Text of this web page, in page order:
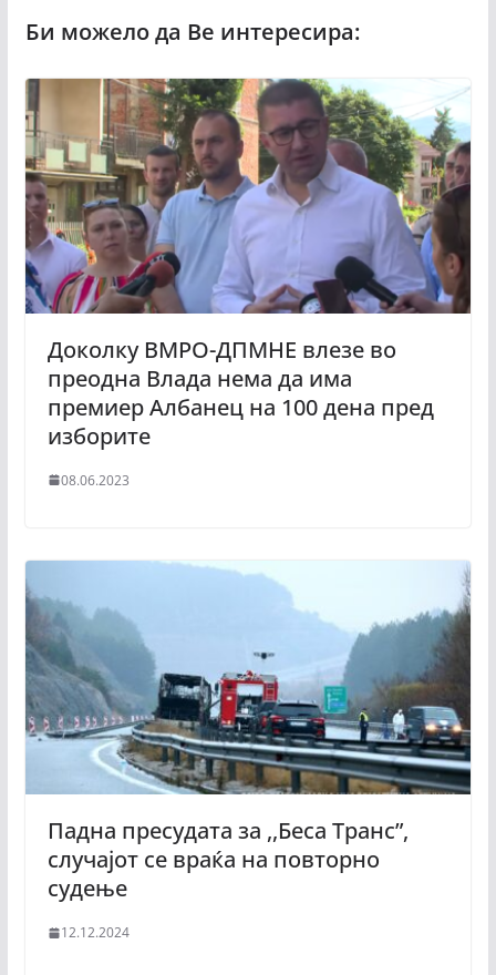
Доколку ВМРО-ДПМНЕ влезе во
преодна Влада нема да има
премиер Албанец на 100 дена пред
изборите
08.06.2023
Падна пресудата за ,,Беса Транс”,
случајот се враќа на повторно
судење
12.12.2024